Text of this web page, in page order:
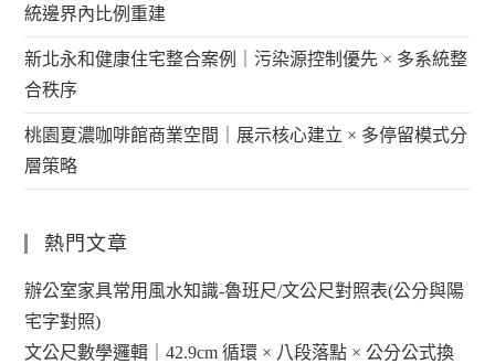
統邊界內比例重建
新北永和健康住宅整合案例｜污染源控制優先 × 多系統整
合秩序
桃園夏濃咖啡館商業空間｜展示核心建立 × 多停留模式分
層策略
熱門文章
辦公室家具常用風水知識-魯班尺/文公尺對照表(公分與陽
宅字對照)
文公尺數學邏輯｜42.9cm 循環 × 八段落點 × 公分公式換